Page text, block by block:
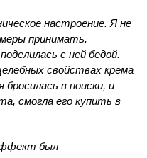
настроение. Я не
принимать.
с ней бедой.
свойствах крема
в поиски, и
смогла его купить в
был